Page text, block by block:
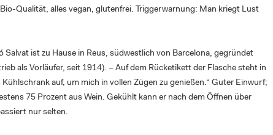
Qualität, alles vegan, glutenfrei. Triggerwarnung: Man kriegt Lust
Salvat ist zu Hause in Reus, südwestlich von Barcelona, gegründet
als Vorläufer, seit 1914). – Auf dem Rücketikett der Flasche steht in
auf, um mich in vollen Zügen zu genießen.“ Guter Einwurf;
75 Prozent aus Wein. Gekühlt kann er nach dem Öffnen über
nur selten.